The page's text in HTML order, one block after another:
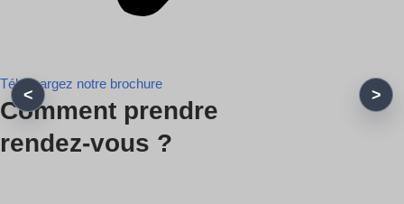
Téléchargez notre brochure
Comment prendre
rendez-vous ?